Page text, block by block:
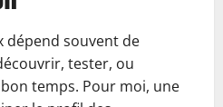
dépend souvent de
tester, ou
temps. Pour moi, une